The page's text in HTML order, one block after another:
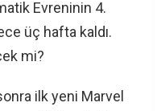
Evreninin 4.
üç hafta kaldı.
mi?
ilk yeni Marvel